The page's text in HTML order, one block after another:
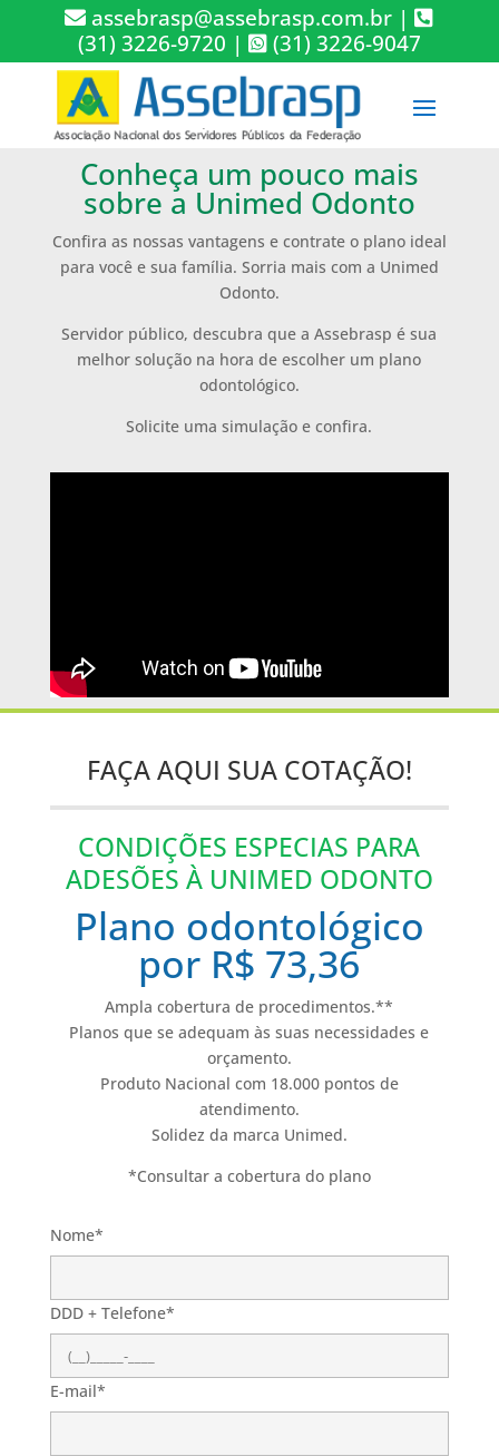
assebrasp@assebrasp.com.br |
(31) 3226-9720 | (31) 3226-9047
Conheça um pouco mais
sobre a Unimed Odonto
Confira as nossas vantagens e contrate o plano ideal
para você e sua família. Sorria mais com a Unimed
Odonto.
Servidor público, descubra que a Assebrasp é sua
melhor solução na hora de escolher um plano
odontológico.
Solicite uma simulação e confira.
FAÇA AQUI SUA COTAÇÃO!
CONDIÇÕES ESPECIAS PARA
ADESÕES À UNIMED ODONTO
Plano odontológico
por R$ 73,36
Ampla cobertura de procedimentos.**
Planos que se adequam às suas necessidades e
orçamento.
Produto Nacional com 18.000 pontos de
atendimento.
Solidez da marca Unimed.
*Consultar a cobertura do plano
Nome*
DDD + Telefone*
E-mail*